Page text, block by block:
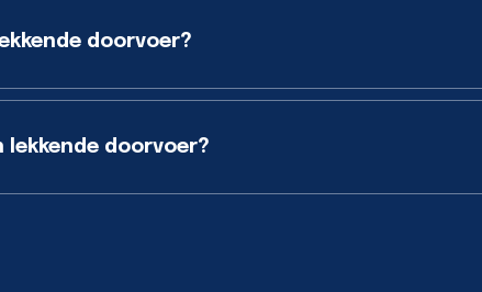
doorvoer?
lekkende doorvoer?